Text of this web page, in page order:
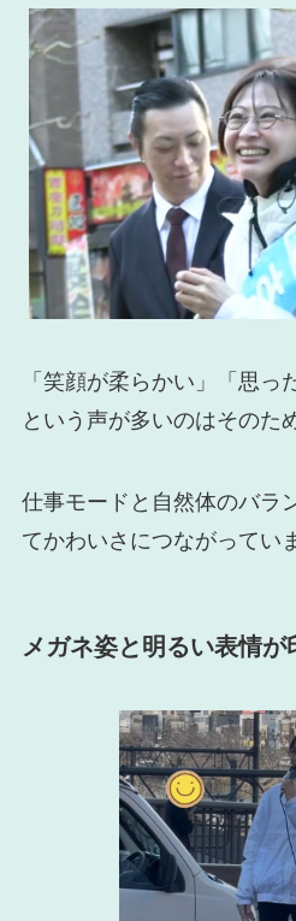
「笑顔が柔らかい」「思っ
という声が多いのはそのた
仕事モードと自然体のバラ
てかわいさにつながってい
メガネ姿と明るい表情が